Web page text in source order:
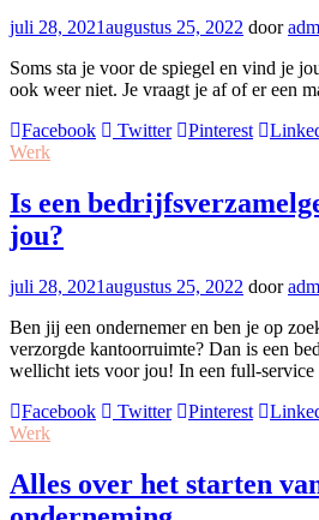
juli 28, 2021augustus 25, 2022 door
Soms sta je voor de spiegel en vind je
ook weer niet. Je vraagt je af of er een
Facebook
Twitter Pinterest
Werk
Is een
jou?
juli 28, 2021augustus 25, 2022 door
Ben jij een ondernemer en ben je op
verzorgde kantoorruimte? Dan is een
wellicht iets voor jou! In een full-service
Facebook
Twitter Pinterest
Werk
Alles over het starten